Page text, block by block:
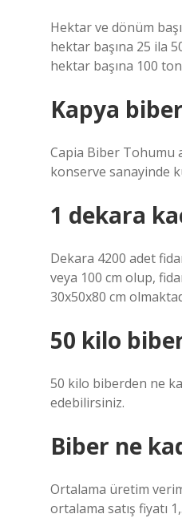
Hektar ve dönüm
hektar başına 25 ila
hektar başına 100
Kapya
Capia Biber Tohumu
konserve sanayinde
1 dekara
Dekara 4200 adet
veya 100 cm olup,
30x50x80 cm
50 kilo
50 kilo biberden ne
edebilirsiniz.
Biber ne
Ortalama üretim
ortalama satış fiyatı